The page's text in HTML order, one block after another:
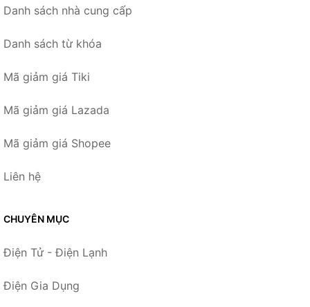
Danh sách nhà cung cấp
Danh sách từ khóa
Mã giảm giá Tiki
Mã giảm giá Lazada
Mã giảm giá Shopee
Liên hệ
CHUYÊN MỤC
Điện Tử - Điện Lạnh
Điện Gia Dụng